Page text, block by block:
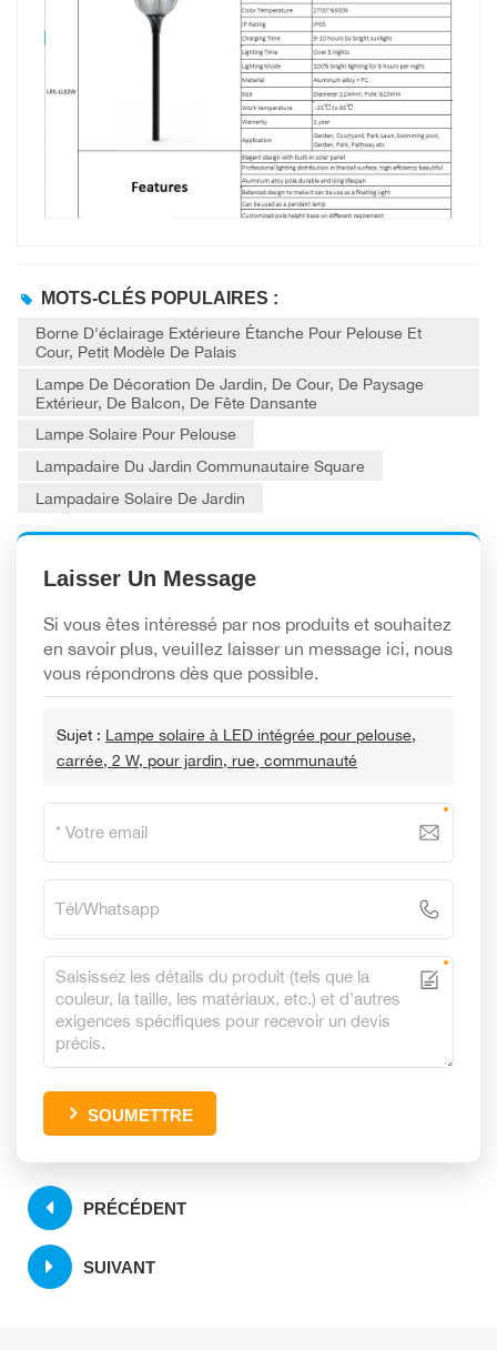
MOTS-CLÉS POPULAIRES :
Borne D'éclairage Extérieure Étanche Pour Pelouse Et
Cour, Petit Modèle De Palais
Lampe De Décoration De Jardin, De Cour, De Paysage
Extérieur, De Balcon, De Fête Dansante
Lampe Solaire Pour Pelouse
Lampadaire Du Jardin Communautaire Square
Lampadaire Solaire De Jardin
Laisser Un Message
Si vous êtes intéressé par nos produits et souhaitez
en savoir plus, veuillez laisser un message ici, nous
vous répondrons dès que possible.
Sujet : Lampe solaire à LED intégrée pour pelouse,
carrée, 2 W, pour jardin, rue, communauté
SOUMETTRE
PRÉCÉDENT
SUIVANT